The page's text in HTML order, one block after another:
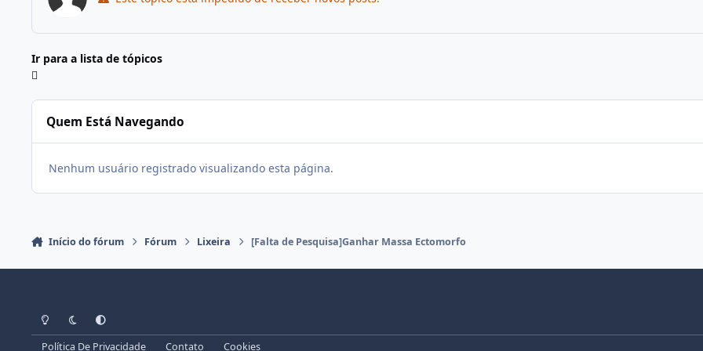
Ir para a lista de tópicos
Quem Está Navegando
Nenhum usuário registrado visualizando esta página.
Início do fórum Fórum Lixeira [Falta de Pesquisa]Ganhar Massa Ectomorfo
Modo ClaroModo EscuroPreferência do Sistema
Política De Privacidade Contato Cookies